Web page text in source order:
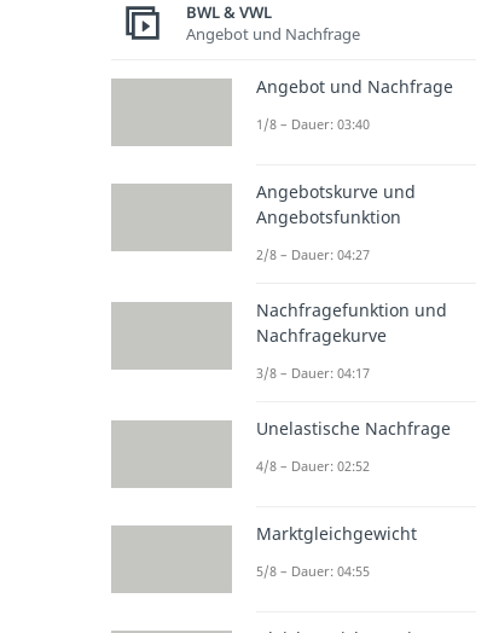
BWL & VWL
Angebot und Nachfrage
Angebot und Nachfrage
1/8 – Dauer: 03:40
Angebotskurve und
Angebotsfunktion
2/8 – Dauer: 04:27
Nachfragefunktion und
Nachfragekurve
3/8 – Dauer: 04:17
Unelastische Nachfrage
4/8 – Dauer: 02:52
Marktgleichgewicht
5/8 – Dauer: 04:55